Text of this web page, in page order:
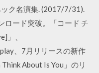
ク名演集. (2017/7/31).
ロード突破。「コード チ
」、
、7月リリースの新作
About Is You」のリ